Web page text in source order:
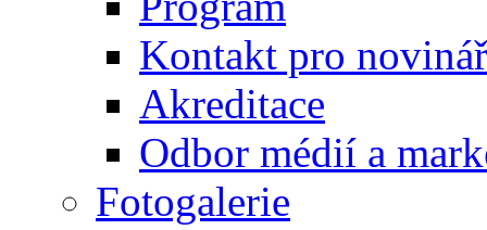
Kontakt pro
Akreditace
Odbor médií a
Fotogalerie